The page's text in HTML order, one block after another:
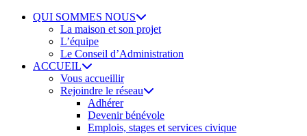
QUI SOMMES NOUS
La maison et son projet
L’équipe
Le Conseil d’Administration
ACCUEIL
Vous accueillir
Rejoindre le réseau
Adhérer
Devenir bénévole
Emplois, stages et services civique